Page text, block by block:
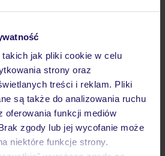
jak pliki cookie w celu
strony oraz
treści i reklam. Pliki
są także do analizowania ruchu
oferowania funkcji mediów
zgody lub jej wycofanie może
niektóre funkcje strony.